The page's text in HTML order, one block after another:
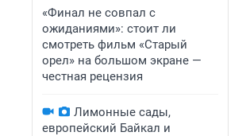
«Финал не совпал с
ожиданиями»: стоит ли
смотреть фильм «Старый
орел» на большом экране —
честная рецензия
Лимонные сады,
европейский Байкал и